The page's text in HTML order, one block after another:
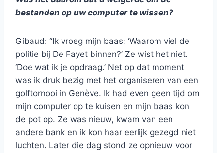
bestanden op uw computer te wissen?
Gibaud: “Ik vroeg mijn baas: ‘Waarom viel de
politie bij De Fayet binnen?’ Ze wist het niet.
‘Doe wat ik je opdraag.’ Net op dat moment
was ik druk bezig met het organiseren van een
golftornooi in Genève. Ik had even geen tijd om
mijn computer op te kuisen en mijn baas kon
de pot op. Ze was nieuw, kwam van een
andere bank en ik kon haar eerlijk gezegd niet
luchten. Later die dag stond ze opnieuw voor